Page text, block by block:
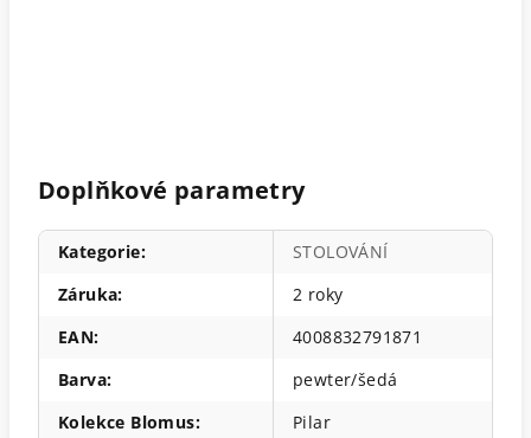
Doplňkové parametry
Kategorie:
STOLOVÁNÍ
Záruka:
2 roky
EAN:
4008832791871
Barva:
pewter/šedá
Kolekce Blomus:
Pilar